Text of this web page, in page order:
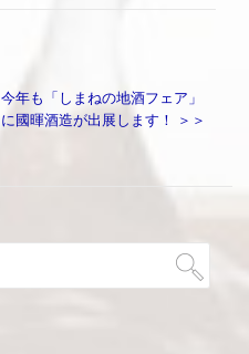
今年も「しまねの地酒フェア」
に國暉酒造が出展します！ ＞＞